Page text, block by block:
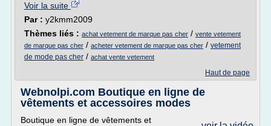
Voir la suite
Par : y2kmm2009
Thèmes liés : achat vetement de marque pas cher / vente vetement
de marque pas cher / acheter vetement de marque pas cher / vetement
de mode pas cher / achat vente vetement
Haut de page
Webnolpi.com Boutique en ligne de
vêtements et accessoires modes
Boutique en ligne de vêtements et